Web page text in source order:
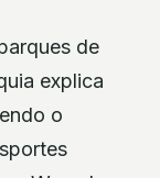
de
explica
o